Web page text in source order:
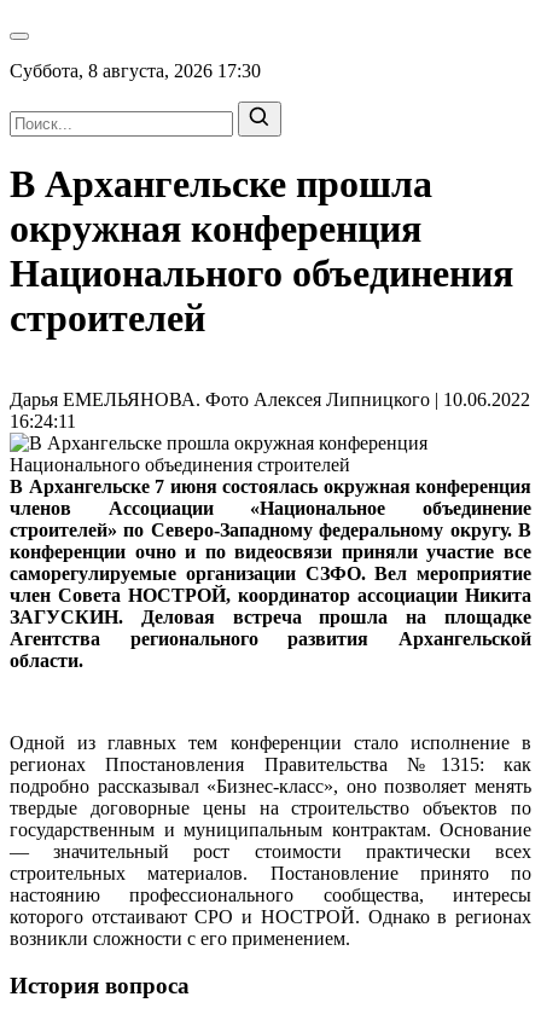
Суббота, 8 августа, 2026 17:30
В Архангельске прошла
окружная конференция
Национального объединения
строителей
Дарья ЕМЕЛЬЯНОВА. Фото Алексея Липницкого | 10.06.2022
16:24:11
В Архангельске 7 июня состоялась окружная конференция
членов Ассоциации «Национальное объединение
строителей» по Северо-Западному федеральному округу. В
конференции очно и по видеосвязи приняли участие все
саморегулируемые организации СЗФО. Вел мероприятие
член Совета НОСТРОЙ, координатор ассоциации Никита
ЗАГУСКИН. Деловая встреча прошла на площадке
Агентства регионального развития Архангельской
области.
Одной из главных тем конференции стало исполнение в
регионах Ппостановления Правительства №1315: как
подробно рассказывал «Бизнес-класс», оно позволяет менять
твердые договорные цены на строительство объектов по
государственным и муниципальным контрактам. Основание
— значительный рост стоимости практически всех
строительных материалов. Постановление принято по
настоянию профессионального сообщества, интересы
которого отстаивают СРО и НОСТРОЙ. Однако в регионах
возникли сложности с его применением.
История вопроса